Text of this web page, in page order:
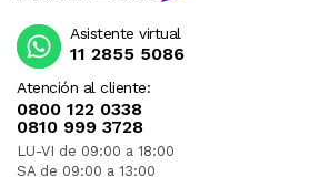
Atención al cliente:
0800 122 0338
0810 999 3728
LU-VI de 09:00 a 18:00
SA de 09:00 a 13:00
Asistente virtual
11 2855 5086